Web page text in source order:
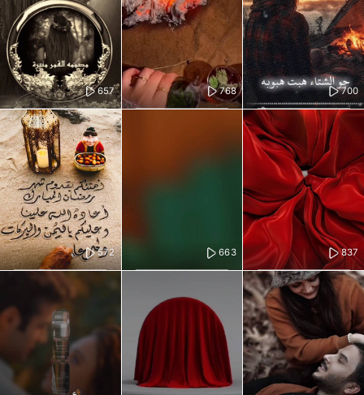
657 768 700
572 663 837